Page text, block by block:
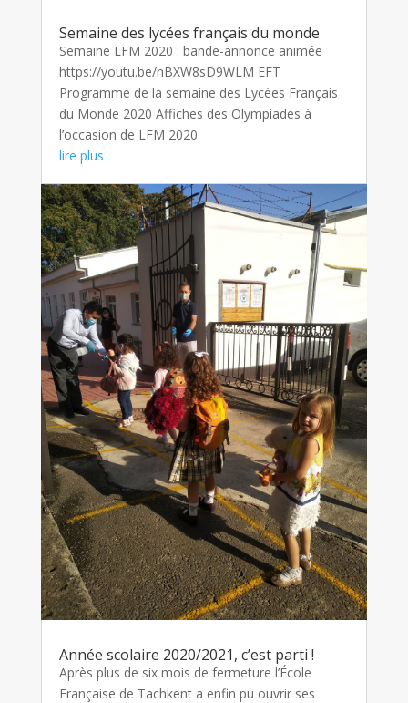
Semaine des lycées français du monde
Semaine LFM 2020 : bande-annonce animée
https://youtu.be/nBXW8sD9WLM EFT
Programme de la semaine des Lycées Français
du Monde 2020 Affiches des Olympiades à
l’occasion de LFM 2020
lire plus
Année scolaire 2020/2021, c’est parti !
Après plus de six mois de fermeture l’École
Française de Tachkent a enfin pu ouvrir ses